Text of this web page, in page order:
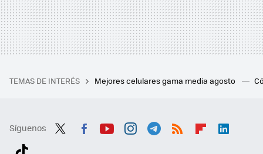
TEMAS DE INTERÉS Mejores celulares gama media agosto
Síguenos